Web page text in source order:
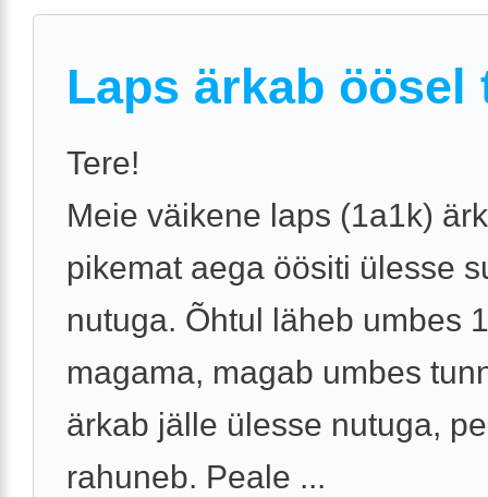
Laps ärkab öösel
Tere!
Meie väikene laps (1a1k)
pikemat aega öösiti ülesse
nutuga. Õhtul läheb umbes
magama, magab umbes
ärkab jälle ülesse nutuga,
rahuneb. Peale ...